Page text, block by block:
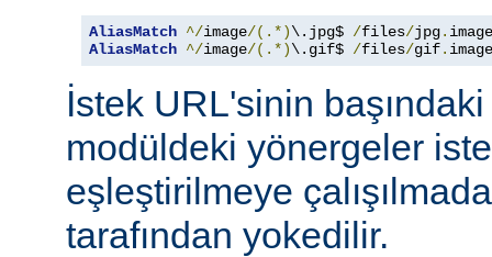
AliasMatch ^/image/(.*)\.jpg$ /files/jpg.
AliasMatch ^/image/(.*)\.gif$ /files/gif.
İstek URL'sinin
modüldeki yönergeler
eşleştirilmeye
tarafından yokedilir.